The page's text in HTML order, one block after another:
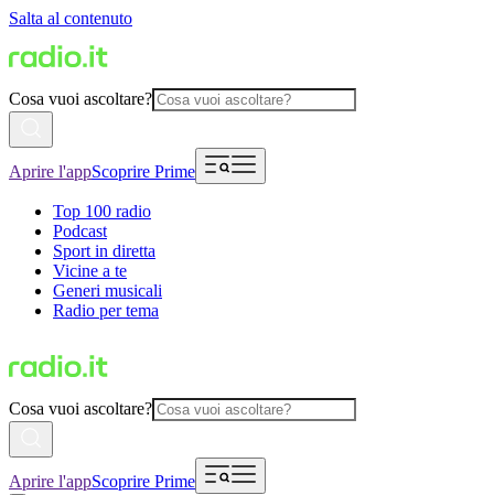
Salta al contenuto
Cosa vuoi ascoltare?
Aprire l'appScoprire Prime
Top 100 radio
Podcast
Sport in diretta
Vicine a te
Generi musicali
Radio per tema
Cosa vuoi ascoltare?
Aprire l'appScoprire Prime